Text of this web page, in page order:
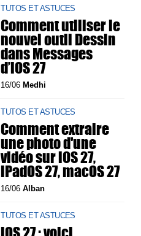
TUTOS ET ASTUCES
Comment utiliser le
nouvel outil Dessin
dans Messages
d’iOS 27
16/06 Medhi
TUTOS ET ASTUCES
Comment extraire
une photo d'une
vidéo sur iOS 27,
iPadOS 27, macOS 27
16/06Alban
TUTOS ET ASTUCES